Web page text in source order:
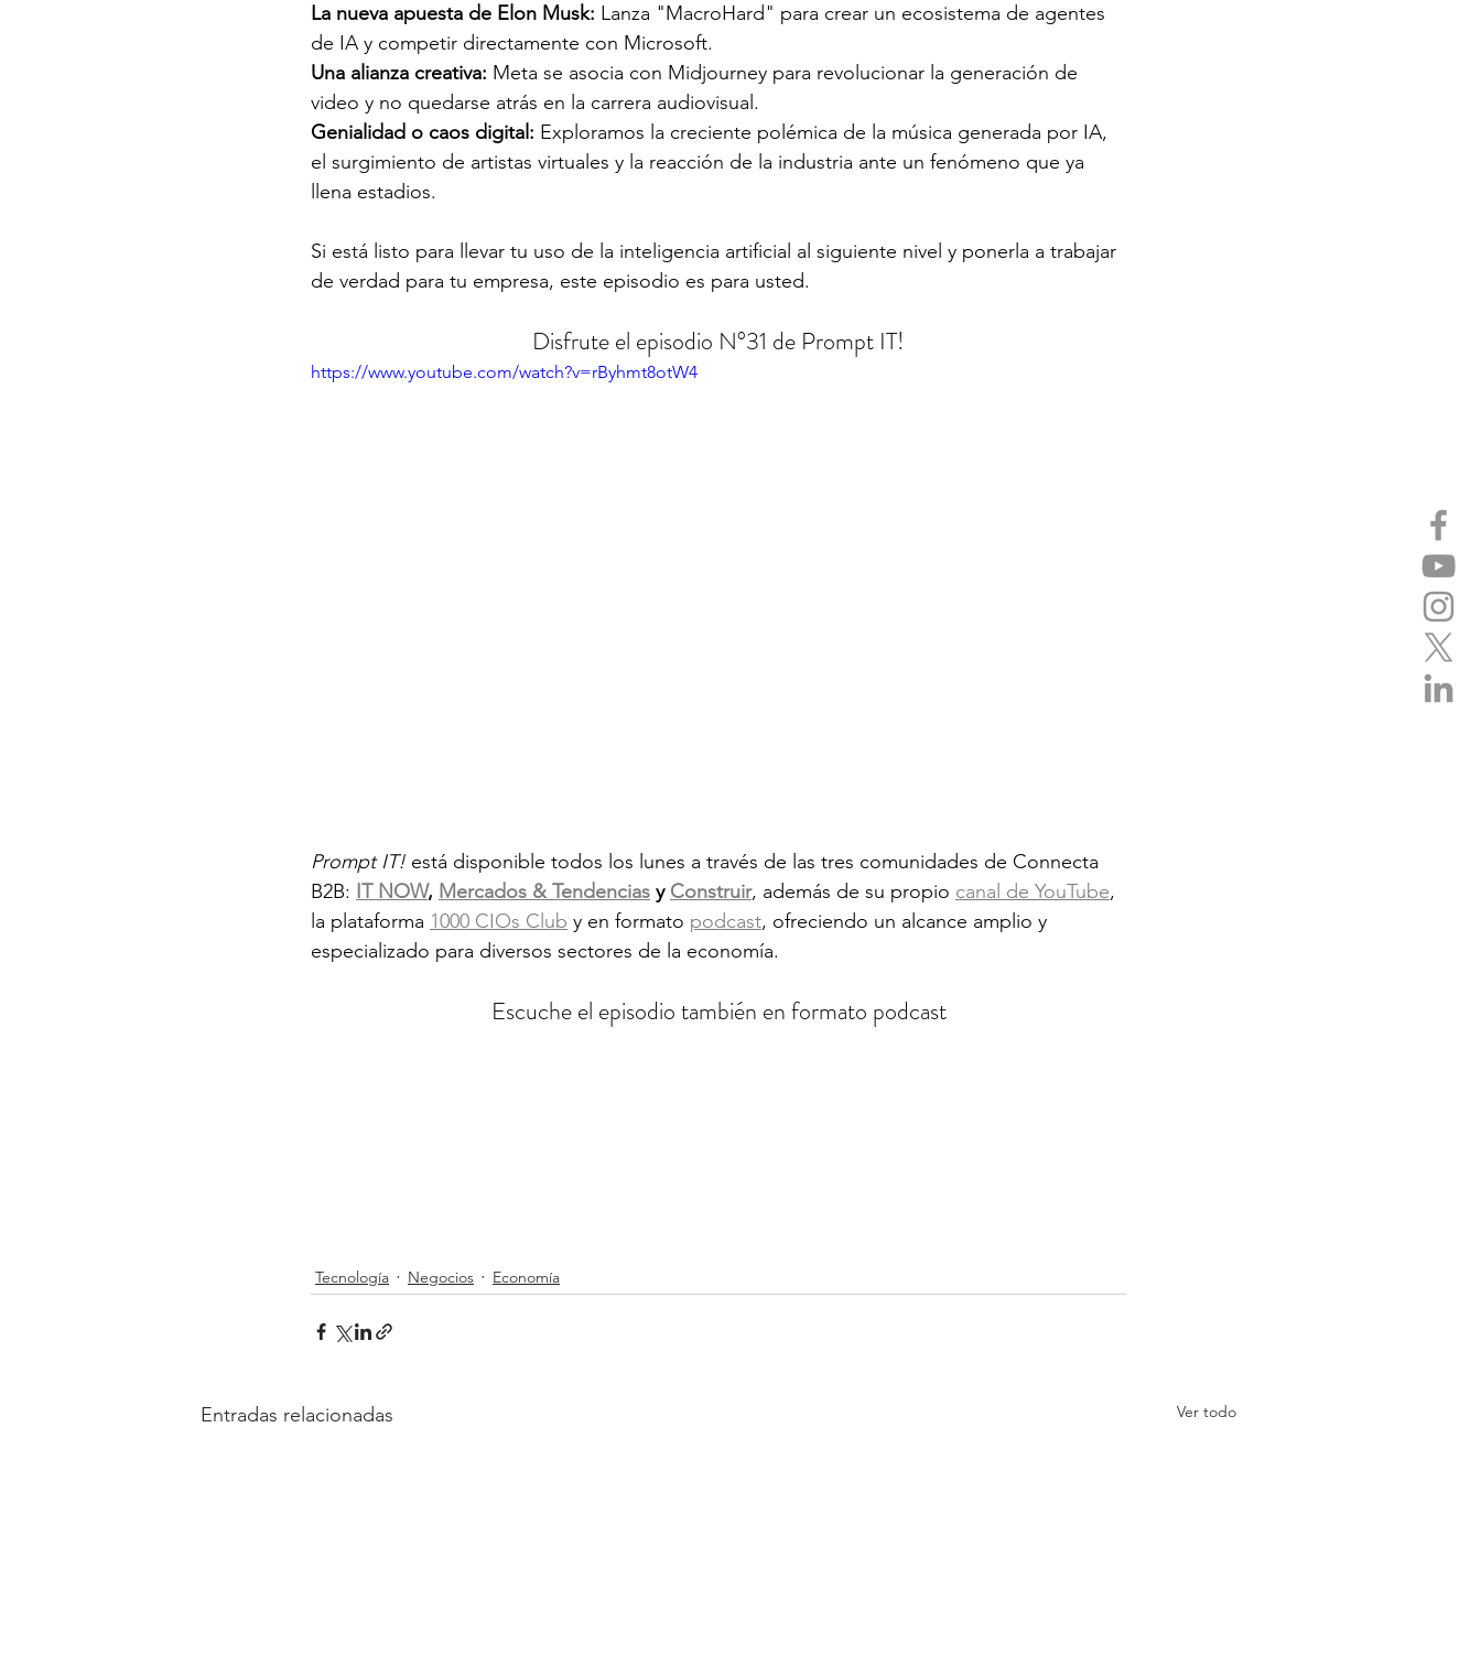
La nueva apuesta de Elon Musk: Lanza "MacroHard" para crear un ecosistema de agentes
de IA y competir directamente con Microsoft.
Una alianza creativa: Meta se asocia con Midjourney para revolucionar la generación de
video y no quedarse atrás en la carrera audiovisual.
Genialidad o caos digital: Exploramos la creciente polémica de la música generada por IA,
el surgimiento de artistas virtuales y la reacción de la industria ante un fenómeno que ya
llena estadios.
Si está listo para llevar tu uso de la inteligencia artificial al siguiente nivel y ponerla a trabajar
de verdad para tu empresa, este episodio es para usted.
Disfrute el episodio N°31 de Prompt IT!
https://www.youtube.com/watch?v=rByhmt8otW4
Prompt IT! está disponible todos los lunes a través de las tres comunidades de Connecta
B2B: IT NOW, Mercados & Tendencias y Construir, además de su propio canal de YouTube,
la plataforma 1000 CIOs Club y en formato podcast, ofreciendo un alcance amplio y
especializado para diversos sectores de la economía.
Escuche el episodio también en formato podcast
Tecnología Negocios Economía
Entradas relacionadas Ver todo